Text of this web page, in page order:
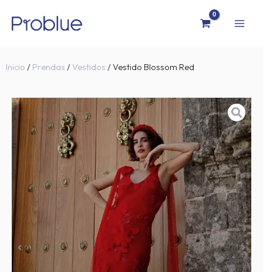
contenido
Inicio / Prendas / Vestidos / Vestido Blossom Red